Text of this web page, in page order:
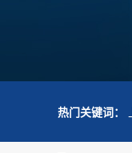
热门关键词：